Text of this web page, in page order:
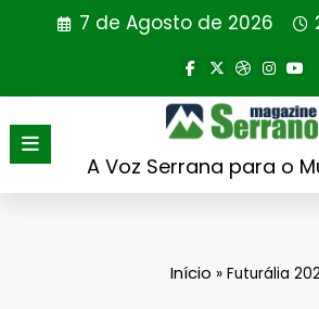
7 de Agosto de 2026
A Voz Serrana para o
Início »Futurália